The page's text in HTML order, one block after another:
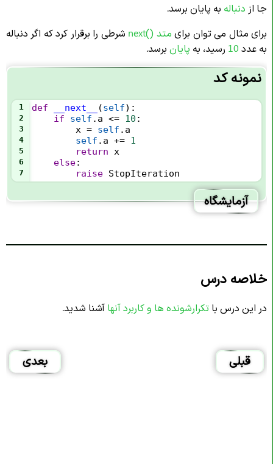
جا از دنباله به پایان برسد.
برای مثال می توان برای متد ()next
شرطی را برقرار کرد که اگر دنباله
به عدد 10 رسید، به پایان برسد.
نمونه کد
1 def __next__ (self):
2 if self . a <= 10 :
3 x = self . a
4 self . a += 1
5 return x
6 else:
7 raise StopIteration
آزمایشگاه
خلاصه درس
در این درس با تکرارشونده ها و کاربرد آنها آشنا شدید.
قبلی بعدی